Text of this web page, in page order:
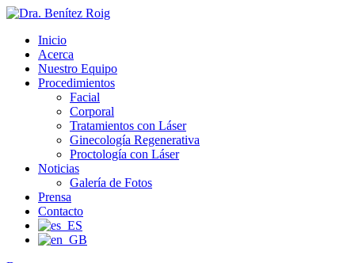
Inicio
Acerca
Nuestro Equipo
Procedimientos
Facial
Corporal
Tratamientos con Láser
Ginecología Regenerativa
Proctología con Láser
Noticias
Galería de Fotos
Prensa
Contacto